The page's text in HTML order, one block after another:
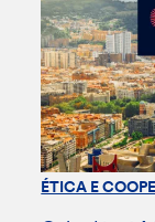
ÉTICA E